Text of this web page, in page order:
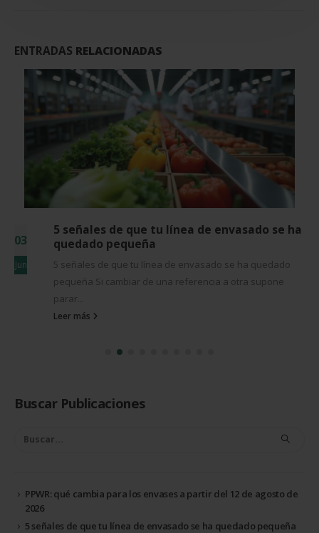
ENTRADAS RELACIONADAS
03
Jun
5 señales de que tu línea de envasado se ha
quedado pequeña
5 señales de que tu línea de envasado se ha quedado
pequeña Si cambiar de una referencia a otra supone
parar...
Leer más
Buscar Publicaciones
PPWR: qué cambia para los envases a partir del 12 de agosto de
2026
5 señales de que tu línea de envasado se ha quedado pequeña